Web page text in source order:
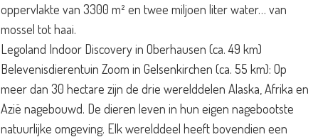
oppervlakte van 3300 m² en twee miljoen liter water… van
mossel tot haai.
Legoland Indoor Discovery in Oberhausen (ca. 49 km)
Belevenisdierentuin Zoom in Gelsenkirchen (ca. 55 km): Op
meer dan 30 hectare zijn de drie werelddelen Alaska, Afrika en
Azië nagebouwd. De dieren leven in hun eigen nagebootste
natuurlijke omgeving. Elk werelddeel heeft bovendien een